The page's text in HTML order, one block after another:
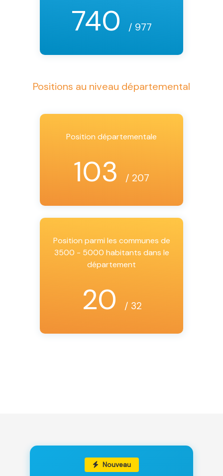
740 / 977
Positions au niveau départemental
Position départementale
103 / 207
Position parmi les communes de
3500 - 5000 habitants dans le
département
20 / 32
Nouveau